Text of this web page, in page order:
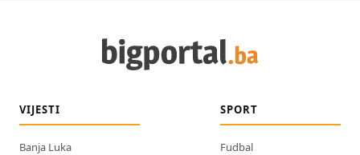
VIJESTI
Banja Luka
SPORT
Fudbal